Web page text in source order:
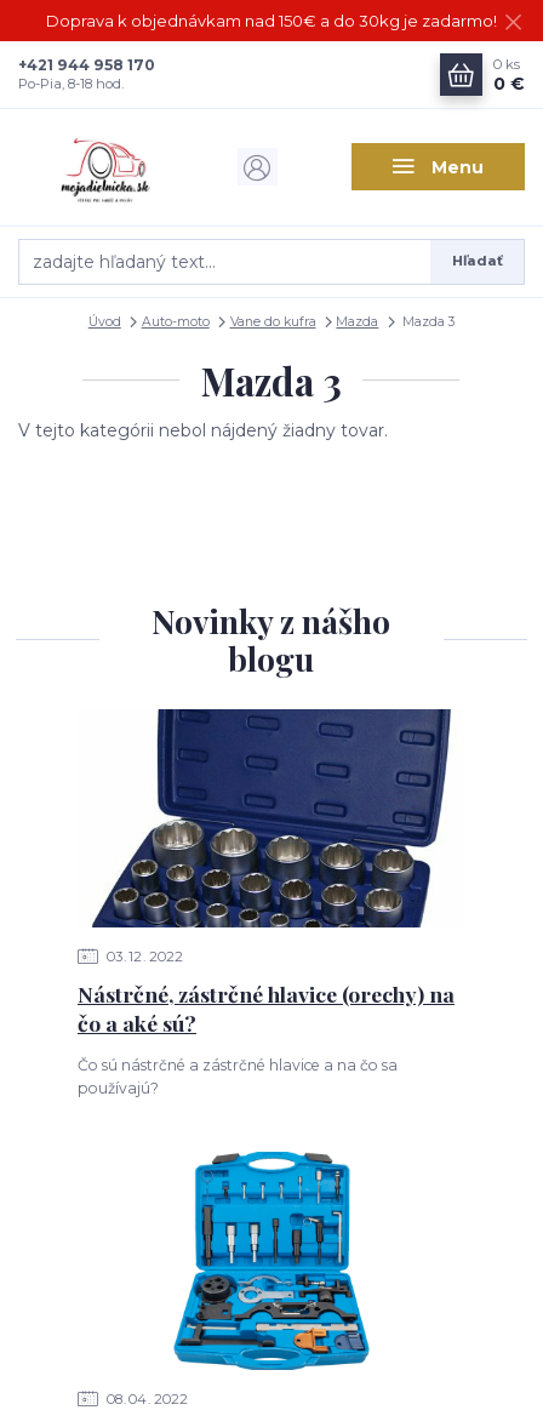
Doprava k objednávkam nad 150€ a do 30kg je zadarmo!
Menu
Hľadať
+421 944 958 170
Po-Pia, 8-18 hod.
0 ks
0 €
Úvod Auto-moto Vane do kufra Mazda Mazda 3
Mazda 3
V tejto kategórii nebol nájdený žiadny tovar.
Novinky z nášho
blogu
03 12 2022
Nástrčné, zástrčné hlavice (orechy) na
čo a aké sú?
Čo sú nástrčné a zástrčné hlavice a na čo sa
používajú?
08 04 2022